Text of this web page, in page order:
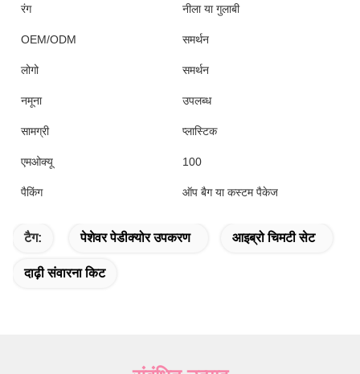
रंग नीला या गुलाबी
OEM/ODM समर्थन
लोगो समर्थन
नमूना उपलब्ध
सामग्री प्लास्टिक
एमओक्यू 100
पैकिंग ऑप बैग या कस्टम पैकेज
टैग: पेशेवर पेडीक्योर उपकरण आइब्रो चिमटी सेट
दाढ़ी संवारना किट